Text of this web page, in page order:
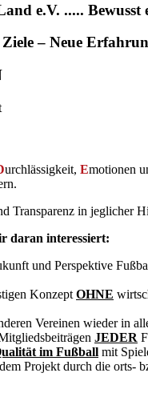
e.V. .....
Ziele – Neue
urchlässigkeit, Emotionen
Transparenz in jeglicher
daran interessiert:
und Perspektive
Konzept OHNE
Vereinen wieder in
JEDER
im Fußball mit
Projekt durch die orts-